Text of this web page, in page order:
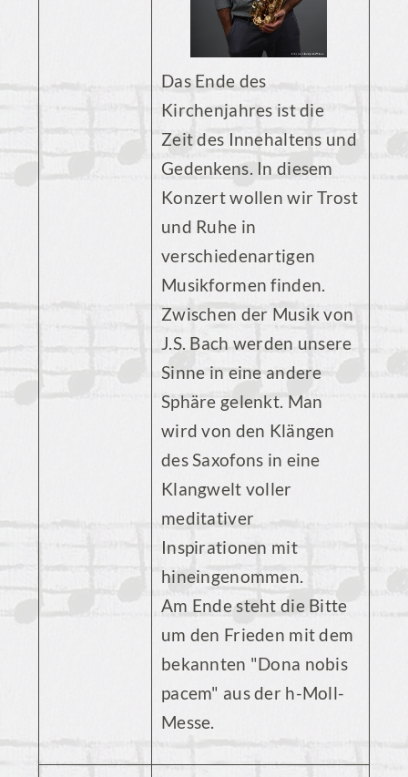
Das Ende des
Kirchenjahres ist die
Zeit des Innehaltens und
Gedenkens. In diesem
Konzert wollen wir Trost
und Ruhe in
verschiedenartigen
Musikformen finden.
Zwischen der Musik von
J.S. Bach werden unsere
Sinne in eine andere
Sphäre gelenkt. Man
wird von den Klängen
des Saxofons in eine
Klangwelt voller
meditativer
Inspirationen mit
hineingenommen.
Am Ende steht die Bitte
um den Frieden mit dem
bekannten "Dona nobis
pacem" aus der h-Moll-
Messe.